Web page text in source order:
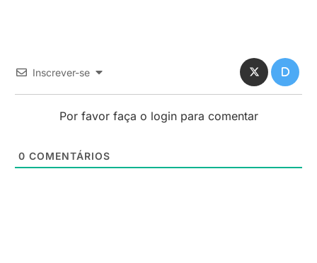
Inscrever-se
Por favor faça o login para comentar
0 COMENTÁRIOS